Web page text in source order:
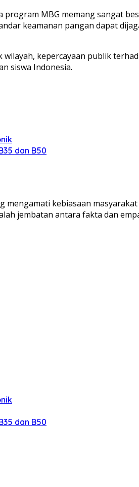
MBG memang sangat
keamanan pangan dapat
kepercayaan publik
siswa Indonesia.
dan B50
kebiasaan
jembatan antara fakta dan
dan B50